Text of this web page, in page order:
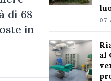
di 68
in
07
al